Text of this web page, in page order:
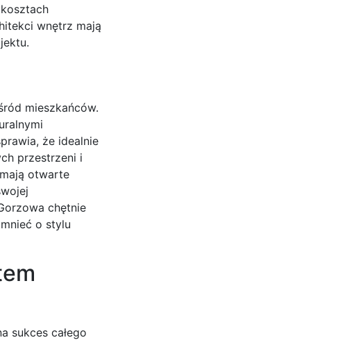
wnętrz mają
mieszkańców.
że idealnie
przestrzeni i
otwarte
chętnie
o stylu
sukces całego